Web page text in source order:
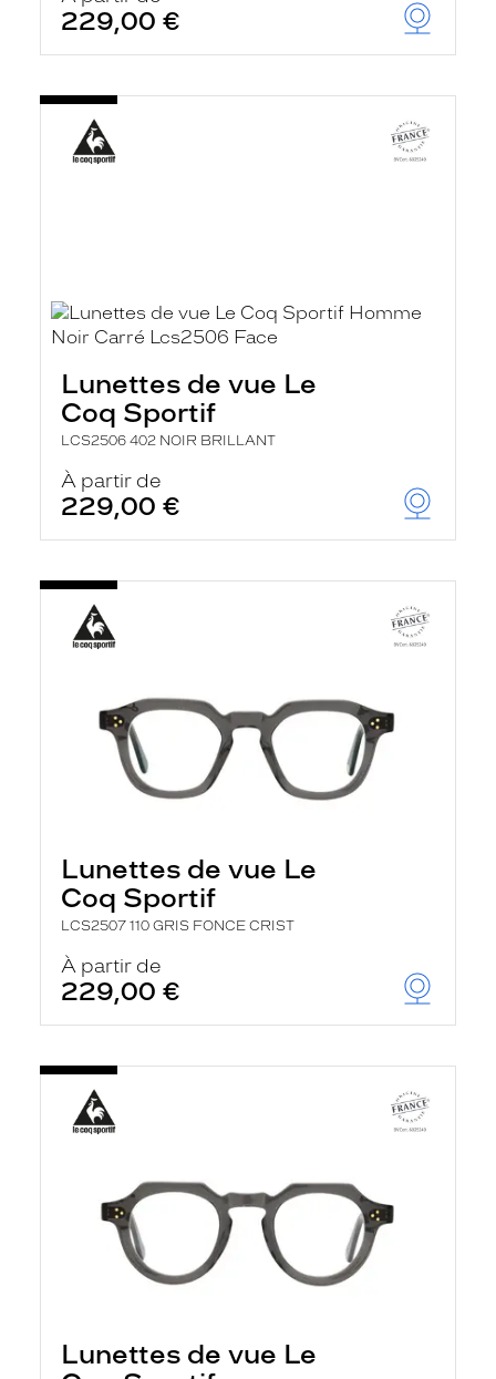
229,00 €
Lunettes de vue Le
Coq Sportif
LCS2506 402 NOIR BRILLANT
À partir de
229,00 €
Lunettes de vue Le
Coq Sportif
LCS2507 110 GRIS FONCE CRIST
À partir de
229,00 €
Lunettes de vue Le